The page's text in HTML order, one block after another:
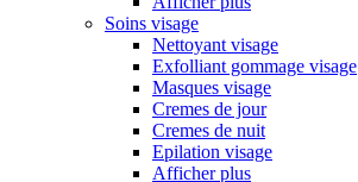
Soins visage
Nettoyant visage
Exfolliant gommage visage
Masques visage
Cremes de jour
Cremes de nuit
Epilation visage
Afficher plus